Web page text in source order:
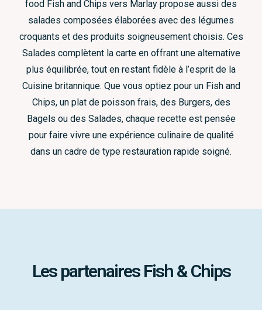
food Fish and Chips vers Marlay propose aussi des
salades composées élaborées avec des légumes
croquants et des produits soigneusement choisis. Ces
Salades complètent la carte en offrant une alternative
plus équilibrée, tout en restant fidèle à l’esprit de la
Cuisine britannique. Que vous optiez pour un Fish and
Chips, un plat de poisson frais, des Burgers, des
Bagels ou des Salades, chaque recette est pensée
pour faire vivre une expérience culinaire de qualité
dans un cadre de type restauration rapide soigné.
Les partenaires Fish & Chips